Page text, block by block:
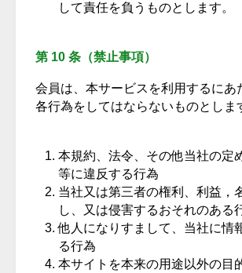
して責任を負うものとします。
第 10 条（禁止事項）
会員は、本サービスを利用するにあ
各行為をしてはならないものとしま
本規約、法令、その他当社の定
等に違反する行為
当社又は第三者の権利、利益，
し、又は侵害するおそれのある
他人になりすまして、当社に情
る行為
本サイトを本来の用途以外の目